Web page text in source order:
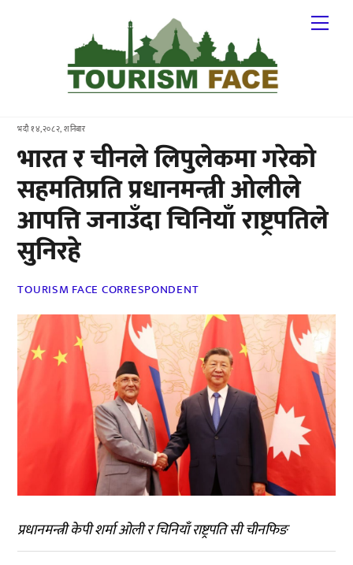
भदौ १४,२०८२, शनिबार
भारत र चीनले लिपुलेकमा गरेको
सहमतिप्रति प्रधानमन्त्री ओलीले
आपत्ति जनाउँदा चिनियाँ राष्ट्रपतिले
सुनिरहे
TOURISM FACE CORRESPONDENT
प्रधानमन्त्री केपी शर्मा ओली र चिनियाँ राष्ट्रपति सी चीनफिङ